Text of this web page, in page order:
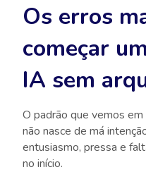
Os erros
começar
IA sem
O padrão que vemos
não nasce de má
entusiasmo, pressa e
no início.